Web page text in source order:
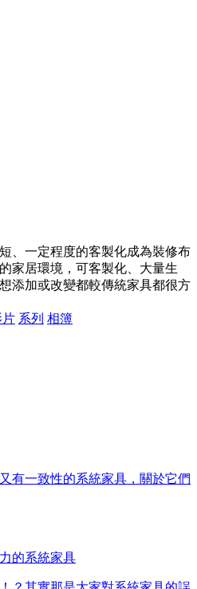
、一定程度的客製化成為裝修布
家居環境，可客製化、大量生
添加或改變都較傳統家具都很方
片 系列 相簿
有一致性的系統家具，關於它們
的系統家具